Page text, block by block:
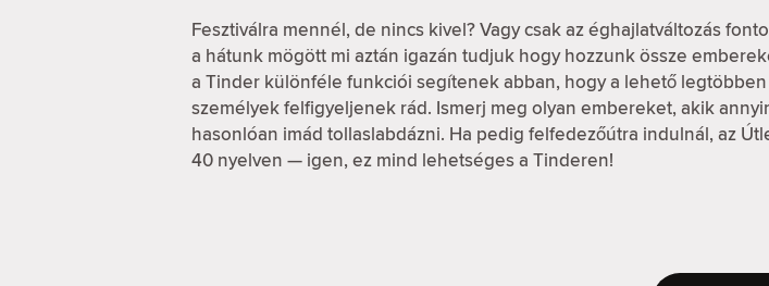
Fesztiválra mennél, de nincs kivel? Vagy csak az éghajlatváltozás
a hátunk mögött mi aztán igazán tudjuk hogy hozzunk össze
a Tinder különféle funkciói segítenek abban, hogy a lehető
személyek felfigyeljenek rád. Ismerj meg olyan embereket, akik
hasonlóan imád tollaslabdázni. Ha pedig felfedezőútra indulnál, az
40 nyelven — igen, ez mind lehetséges a Tinderen!